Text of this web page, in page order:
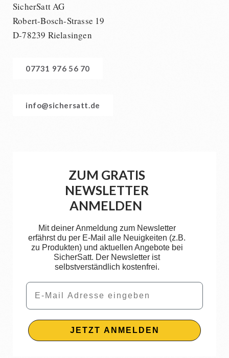
SicherSatt AG
Robert-Bosch-Strasse 19
D-78239 Rielasingen
07731 976 56 70
info@sichersatt.de
ZUM GRATIS
NEWSLETTER
ANMELDEN
Mit deiner Anmeldung zum Newsletter
erfährst du per E-Mail alle Neuigkeiten (z.B.
zu Produkten) und aktuellen Angebote bei
SicherSatt. Der Newsletter ist
selbstverständlich kostenfrei.
Email
JETZT ANMELDEN